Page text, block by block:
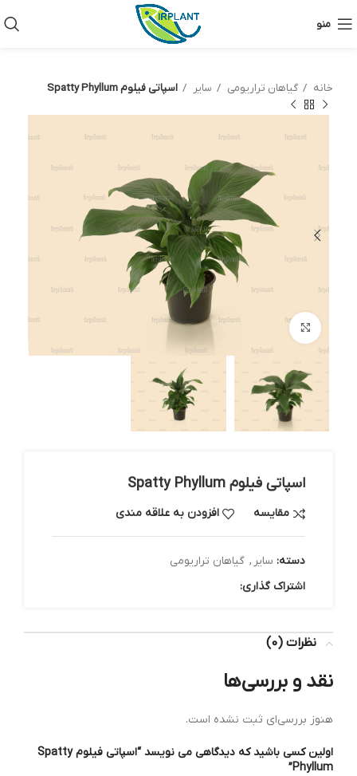
منو
خانه گیاهان تراریومی سایر اسپاتی فیلوم Spatty Phyllum
بزرگنمایی تصویر
اسپاتی فیلوم Spatty Phyllum
مقایسه افزودن به علاقه مندی
دسته: سایر , گیاهان تراریومی
اشتراک گذاری:
نظرات (0)
نقد و بررسی‌ها
هنوز بررسی‌ای ثبت نشده است.
اولین کسی باشید که دیدگاهی می نویسد “اسپاتی فیلوم Spatty
Phyllum”